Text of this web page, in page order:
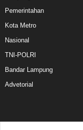
Pemerintahan
Kota Metro
Nasional
TNI-POLRI
Bandar Lampung
Advetorial